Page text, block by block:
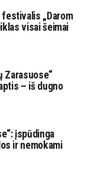
„Darom
visai šeimai
Zarasuose“
– iš dugno
įspūdinga
ir nemokami